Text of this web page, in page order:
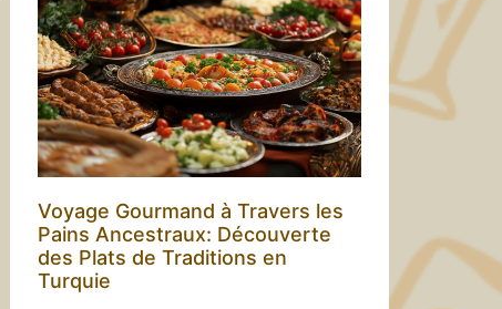
Voyage Gourmand à Travers les
Pains Ancestraux: Découverte
des Plats de Traditions en
Turquie